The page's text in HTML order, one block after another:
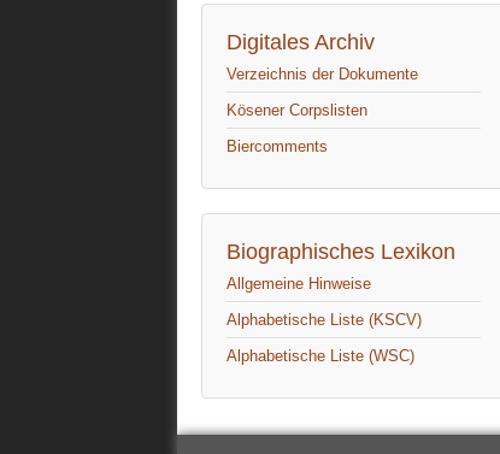
Digitales Archiv
Verzeichnis der Dokumente
Kösener Corpslisten
Biercomments
Biographisches Lexikon
Allgemeine Hinweise
Alphabetische Liste (KSCV)
Alphabetische Liste (WSC)